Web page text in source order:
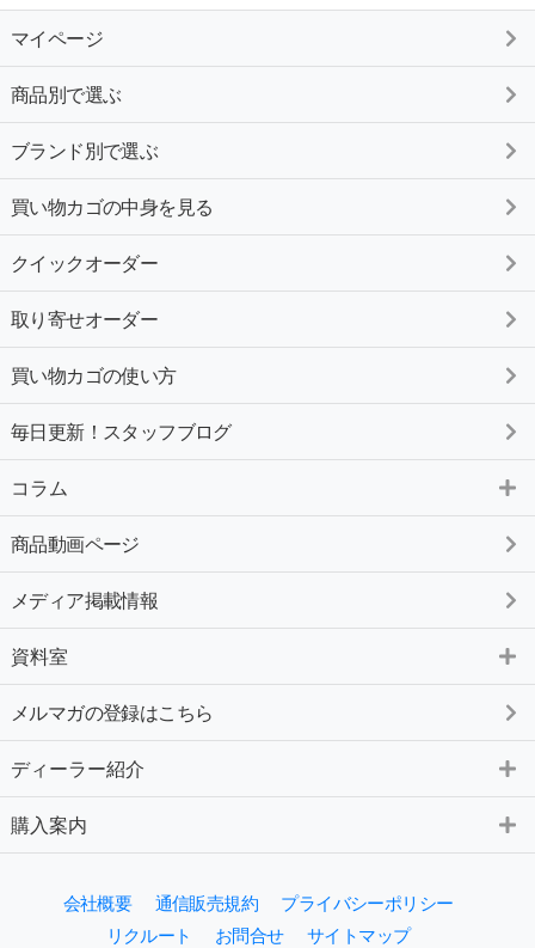
マイページ
商品別で選ぶ
ブランド別で選ぶ
買い物カゴの中身を見る
クイックオーダー
取り寄せオーダー
買い物カゴの使い方
毎日更新！スタッフブログ
コラム
商品動画ページ
メディア掲載情報
資料室
メルマガの登録はこちら
ディーラー紹介
購入案内
会社概要 通信販売規約
プライバシーポリシー
リクルート
お問合せ サイトマップ